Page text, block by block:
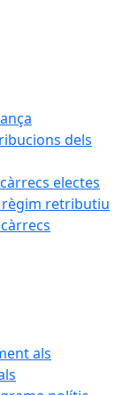
dels
electes
règim retributiu
als